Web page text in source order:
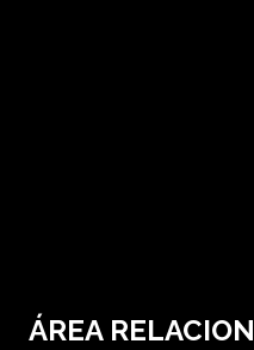
ÁREA